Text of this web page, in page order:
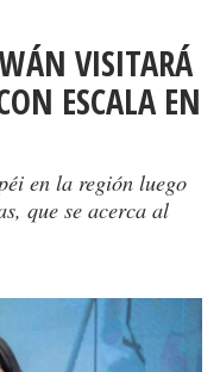
VISITARÁ
ESCALA EN
en la región luego
que se acerca al